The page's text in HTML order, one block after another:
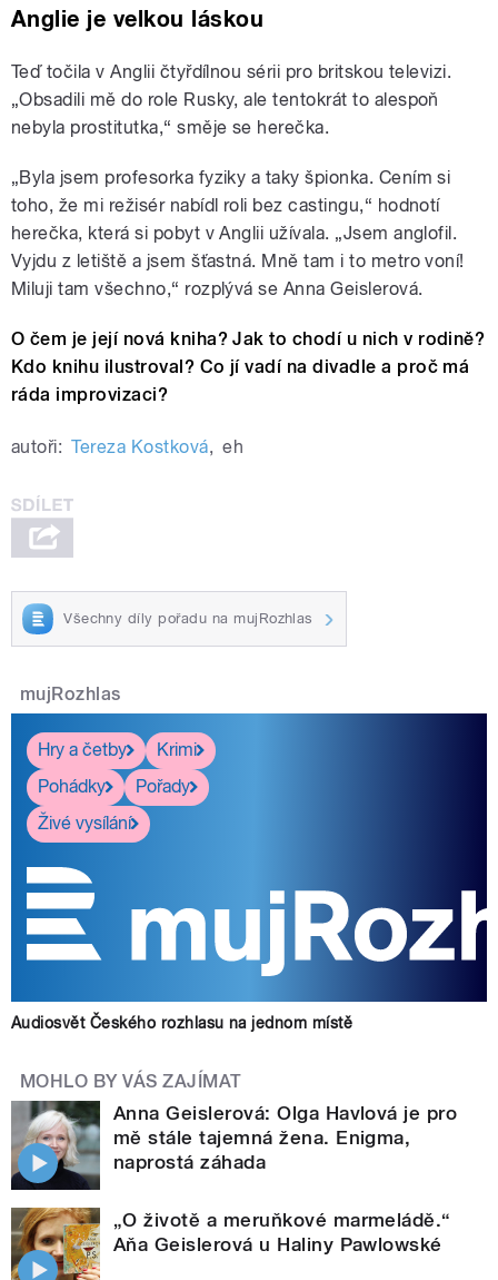
Anglie je velkou láskou
Teď točila v Anglii čtyřdílnou sérii pro britskou televizi.
„Obsadili mě do role Rusky, ale tentokrát to alespoň
nebyla prostitutka,“ směje se herečka.
„Byla jsem profesorka fyziky a taky špionka. Cením si
toho, že mi režisér nabídl roli bez castingu,“ hodnotí
herečka, která si pobyt v Anglii užívala. „Jsem anglofil.
Vyjdu z letiště a jsem šťastná. Mně tam i to metro voní!
Miluji tam všechno,“ rozplývá se Anna Geislerová.
O čem je její nová kniha? Jak to chodí u nich v rodině?
Kdo knihu ilustroval? Co jí vadí na divadle a proč má
ráda improvizaci?
autoři: Tereza Kostková, eh
Všechny díly pořadu na mujRozhlas
mujRozhlas
Hry a četby
Krimi
Pohádky
Pořady
Živé vysílání
Audiosvět Českého rozhlasu na jednom místě
MOHLO BY VÁS ZAJÍMAT
Anna Geislerová: Olga Havlová je pro
mě stále tajemná žena. Enigma,
naprostá záhada
„O životě a meruňkové marmeládě.“
Aňa Geislerová u Haliny Pawlowské